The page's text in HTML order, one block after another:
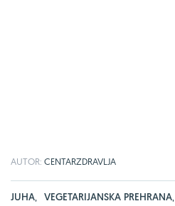
AUTOR: CENTARZDRAVLJA
JUHA, VEGETARIJANSKA PREHRANA,